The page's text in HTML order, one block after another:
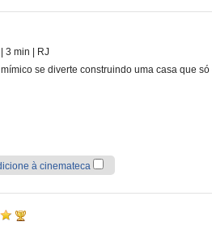
| 3 min
RJ
se diverte construindo uma casa que
à cinemateca